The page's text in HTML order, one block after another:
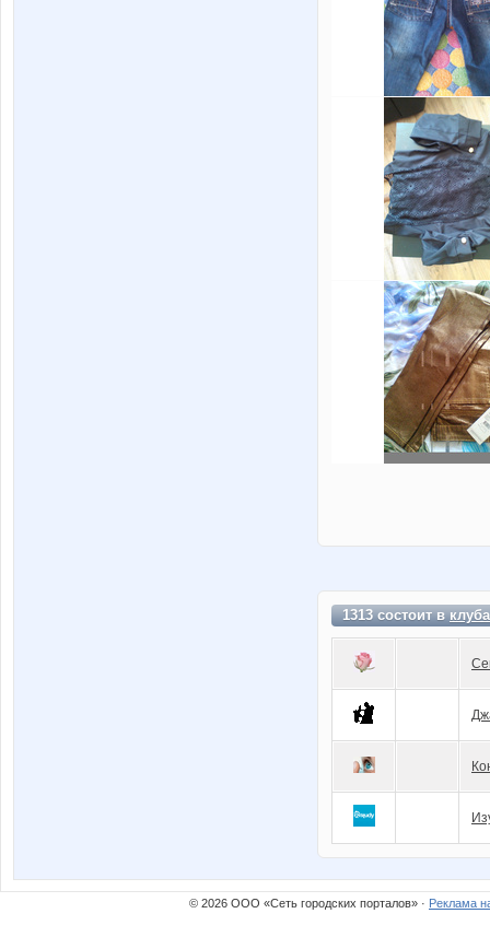
1313 состоит в
© 2026 ООО «Сеть городских порталов» · Реклама